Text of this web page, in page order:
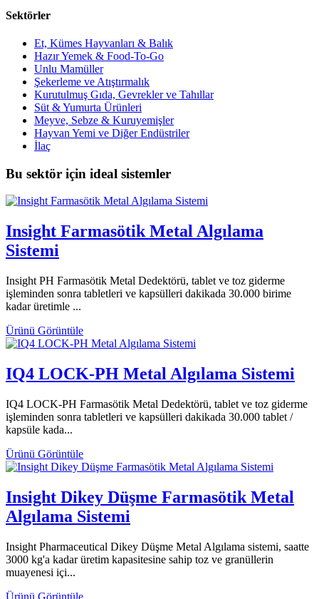
Sektörler
Et, Kümes Hayvanları & Balık
Hazır Yemek & Food-To-Go
Unlu Mamüller
Şekerleme ve Atıştırmalık
Kurutulmuş Gıda, Gevrekler ve Tahıllar
Süt & Yumurta Ürünleri
Meyve, Sebze & Kuruyemişler
Hayvan Yemi ve Diğer Endüstriler
İlaç
Bu sektör için ideal sistemler
Insight Farmasötik Metal Algılama
Sistemi
Insight PH Farmasötik Metal Dedektörü, tablet ve toz giderme
işleminden sonra tabletleri ve kapsülleri dakikada 30.000 birime
kadar üretimle ...
Ürünü Görüntüle
IQ4 LOCK-PH Metal Algılama Sistemi
IQ4 LOCK-PH Farmasötik Metal Dedektörü, tablet ve toz giderme
işleminden sonra tabletleri ve kapsülleri dakikada 30.000 tablet /
kapsüle kada...
Ürünü Görüntüle
Insight Dikey Düşme Farmasötik Metal
Algılama Sistemi
Insight Pharmaceutical Dikey Düşme Metal Algılama sistemi, saatte
3000 kg'a kadar üretim kapasitesine sahip toz ve granüllerin
muayenesi içi...
Ürünü Görüntüle